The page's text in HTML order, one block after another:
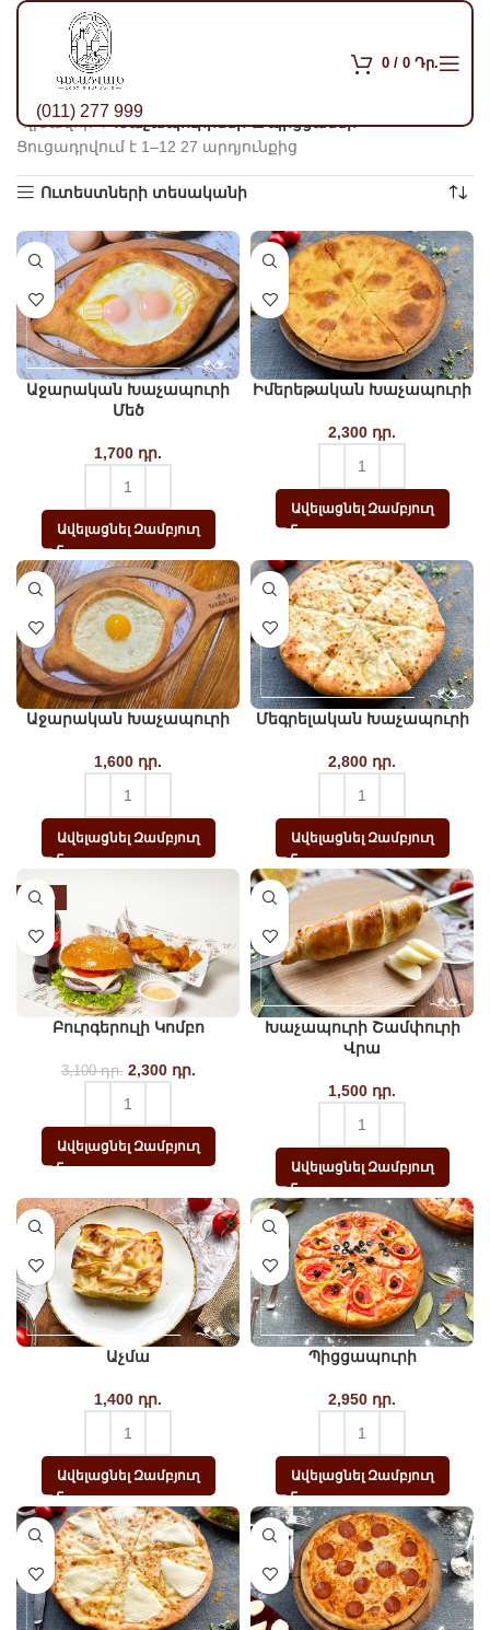
(011) 277 999
0 / 0 Դր.
Գլխավոր
Խաչապուրիներ և պիցցաներ
Ցուցադրվում է 1–12 27 արդյունքից
Ուտեստների տեսականի
Աջարական Խաչապուրի
Մեծ
1,700 դր.
Ավելացնել Զամբյուղ
Իմերեթական Խաչապուրի
2,300 դր.
Ավելացնել Զամբյուղ
Աջարական Խաչապուրի
1,600 դր.
Ավելացնել Զամբյուղ
Մեգրելական Խաչապուրի
2,800 դր.
Ավելացնել Զամբյուղ
-26%
Բուրգերուլի Կոմբո
3,100դր.
Original price
2,300դր.
2,300
Ավելացնել Զամբյուղ
Խաչապուրի Շամփուրի
Վրա
1,500 դր.
Ավելացնել Զամբյուղ
Աչմա
1,400 դր.
Ավելացնել Զամբյուղ
Պիցցապուրի
2,950 դր.
Ավելացնել Զամբյուղ